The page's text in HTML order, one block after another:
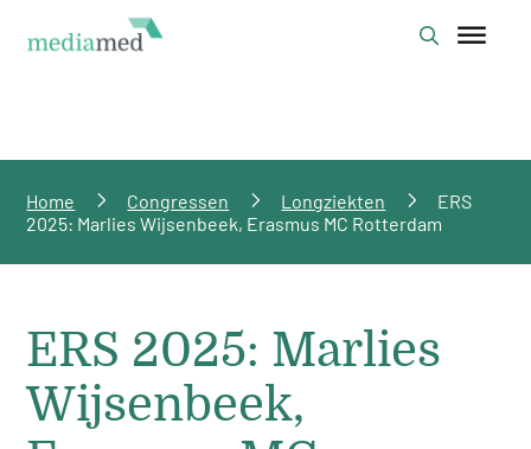
Home Congressen Longziekten
ERS
2025: Marlies Wijsenbeek, Erasmus MC Rotterdam
ERS 2025: Marlies
Wijsenbeek,